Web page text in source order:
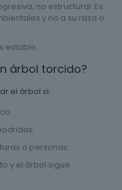
no estructural. Es
y no a su raza o
estable.
árbol torcido?
el árbol si:
o personas.
y el árbol sigue